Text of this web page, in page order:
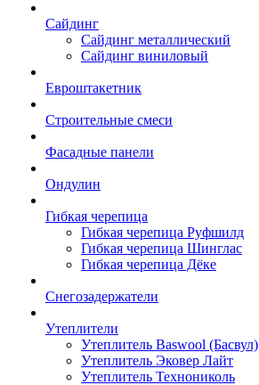
Сайдинг
Сайдинг металлический
Сайдинг виниловый
Евроштакетник
Строительные смеси
Фасадные панели
Ондулин
Гибкая черепица
Гибкая черепица Руфшилд
Гибкая черепица Шинглас
Гибкая черепица Дёке
Снегозадержатели
Утеплители
Утеплитель Baswool (Басвул)
Утеплитель Эковер Лайт
Утеплитель Технониколь